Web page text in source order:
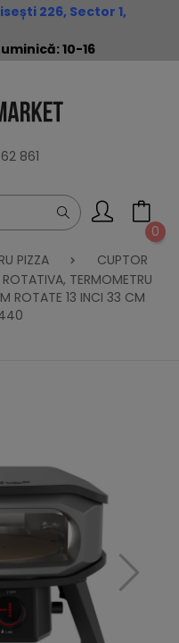
226, Sector 1,
10-16
861
0
PIZZA
CUPTOR
TERMOMETRU
ROTATE 13 INCI 33 CM